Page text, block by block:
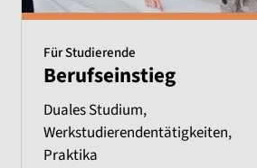
Für Studierende
Berufseinstieg
Duales Studium,
Werkstudierendentätigkeiten,
Praktika